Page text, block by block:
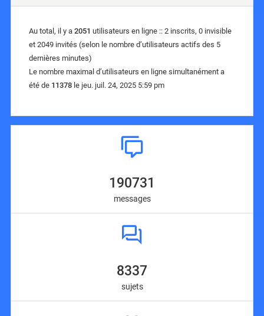
Au total, il y a 2051 utilisateurs en ligne :: 2 inscrits, 0 invisible
et 2049 invités (selon le nombre d’utilisateurs actifs des 5
dernières minutes)
Le nombre maximal d’utilisateurs en ligne simultanément a
été de 11378 le jeu. juil. 24, 2025 5:59 pm
190731
messages
8337
sujets